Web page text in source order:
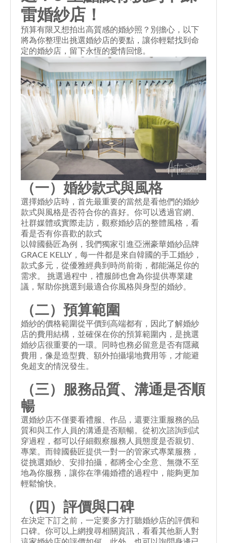
雷婚紗店！
預算有限又想拍出高質感的婚紗照？別擔心，以下
將為你整理出挑選婚紗店的要點，讓你輕鬆找到命
定的婚紗店，留下永恆的愛情回憶。
（一）婚紗款式與風格
選擇婚紗店時，首先最重要的當然是看他們的婚紗
款式與風格是否符合你的喜好。你可以透過官網、
社群媒體或實際走訪，觀察婚紗店的整體風格，看
看是否有你喜歡的款式
以韓國藝匠為例，我們獨家引進亞洲豪華婚紗品牌
GRACE KELLY，每一件都是來自韓國的手工婚紗，
款式多元，從優雅經典到時尚前衛，都能滿足你的
需求。 挑選過程中，禮服師也會為你提供專業建
議，幫助你挑選到最適合你風格與身型的婚紗。
（二）預算範圍
婚紗的價格範圍從平價到高端都有，因此了解婚紗
店的費用結構，並確保在你的預算範圍內，是挑選
婚紗店很重要的一環。同時也務必留意是否有隱藏
費用，像是造型費、額外拍攝場地費用等，才能避
免超支的情況發生。
（三）服務品質、溝通是否順
暢
選婚紗店不僅要看禮服、作品，還要注重服務的品
質和與工作人員的溝通是否順暢。從初次諮詢到試
穿過程，都可以仔細觀察服務人員態度是否親切、
專業。而韓國藝匠提供一對一的管家式專業服務，
從挑選婚紗、安排拍攝，都將全心全意、無微不至
地為你服務，讓你在準備婚禮的過程中，能夠更加
輕鬆愉快。
（四）評價與口碑
在決定下訂之前，一定要多方打聽婚紗店的評價和
口碑。你可以上網搜尋相關資訊，看看其他新人對